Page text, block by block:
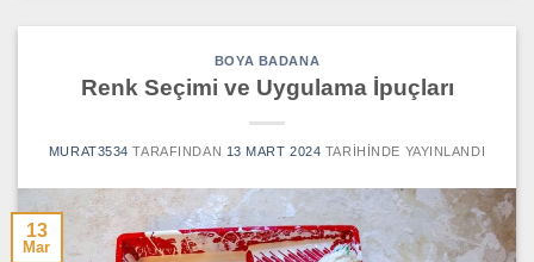
BOYA BADANA
Renk Seçimi ve Uygulama İpuçları
MURAT3534 TARAFINDAN 13 MART 2024 TARIHINDE YAYINLANDI
13
Mar